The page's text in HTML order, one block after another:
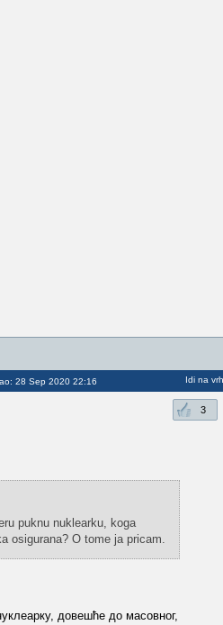
28 Sep 2020 22:16 Idi na vrh
3
puknu nuklearku, koga
osigurana? O tome ja pricam.
довешће до масовног,